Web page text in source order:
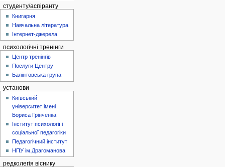
студенту/аспіранту
Книгарня
Навчальна література
Інтернет-джерела
психологічні тренінги
Центр тренінгів
Послуги Центру
Балінтовська група
установи
Київський
університет імені
Бориса Грінченка
Інститут психології і
соціальної педагогіки
Педагогічний інститут
НПУ ім.Драгоманова
редколегія віснику